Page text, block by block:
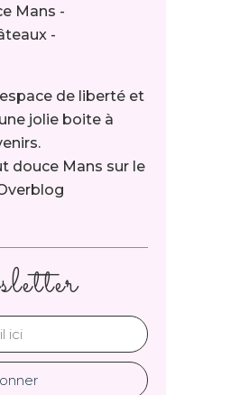
de liberté et
jolie boite à
douce Mans sur le